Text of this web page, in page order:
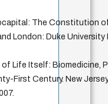
The Constitution
London: Duke University
Life Itself: Biomedicine,
First Century. New